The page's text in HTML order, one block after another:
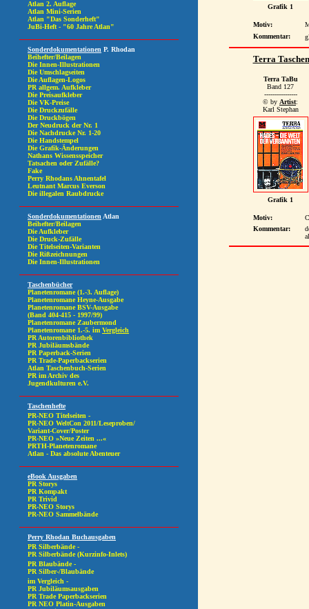
Grafik 1
Motiv:
Kommentar:
Terra
Terra TaBu
Band 127
----------------
© by Artist:
Karl Stephan
Grafik 1
Motiv:
Kommentar: